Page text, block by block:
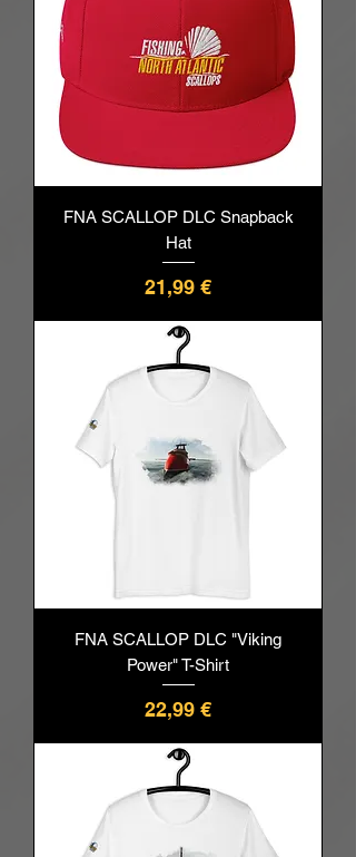
FNA SCALLOP DLC Snapback
Hat
Pris
21,99 €
FNA SCALLOP DLC "Viking
Power" T-Shirt
Pris
22,99 €